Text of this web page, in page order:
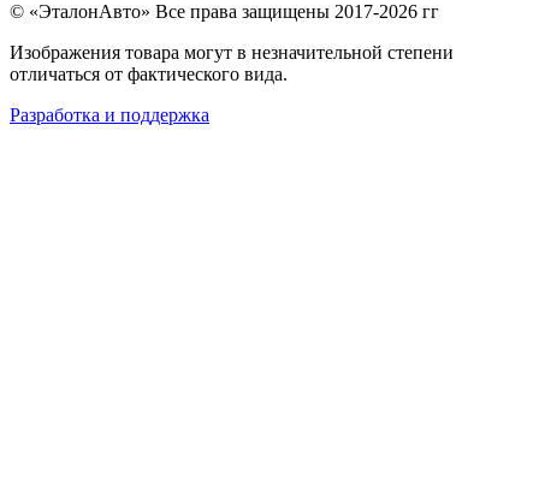
© «ЭталонАвто» Все права защищены 2017-2026 гг
Изображения товара могут в незначительной степени
отличаться от фактического вида.
Разработка и поддержка